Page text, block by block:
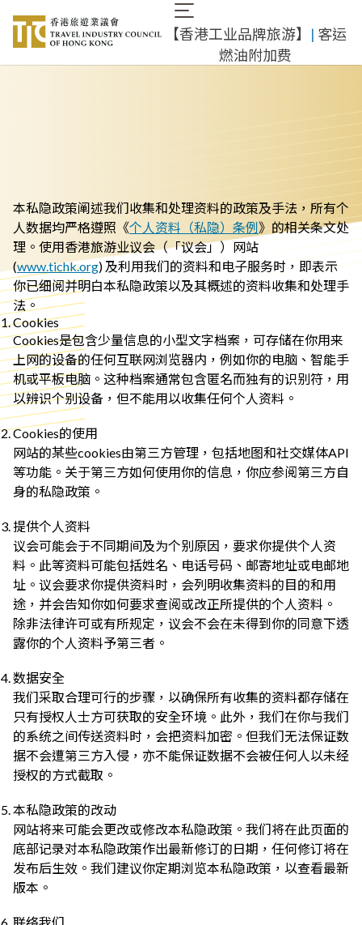
主
Main
navigation
【香港工业品牌旅游】 | 客运
燃油附加费
本私隐政策阐述我们收集和处理资料的政策及手法，所有个
人数据均严格遵照《个人资料（私隐）条例》的相关条文处
理。使用香港旅游业议会（「议会」）网站
(www.tichk.org) 及利用我们的资料和电子服务时，即表示
你已细阅并明白本私隐政策以及其概述的资料收集和处理手
法。
Cookies
Cookies是包含少量信息的小型文字档案，可存储在你用来
上网的设备的任何互联网浏览器内，例如你的电脑、智能手
机或平板电脑。这种档案通常包含匿名而独有的识别符，用
以辨识个别设备，但不能用以收集任何个人资料。
Cookies的使用
网站的某些cookies由第三方管理，包括地图和社交媒体API
等功能。关于第三方如何使用你的信息，你应参阅第三方自
身的私隐政策。
提供个人资料
议会可能会于不同期间及为个别原因，要求你提供个人资
料。此等资料可能包括姓名、电话号码、邮寄地址或电邮地
址。议会要求你提供资料时，会列明收集资料的目的和用
途，并会告知你如何要求查阅或改正所提供的个人资料。
除非法律许可或有所规定，议会不会在未得到你的同意下透
露你的个人资料予第三者。
数据安全
我们采取合理可行的步骤，以确保所有收集的资料都存储在
只有授权人士方可获取的安全环境。此外，我们在你与我们
的系统之间传送资料时，会把资料加密。但我们无法保证数
据不会遭第三方入侵，亦不能保证数据不会被任何人以未经
授权的方式截取。
本私隐政策的改动
网站将来可能会更改或修改本私隐政策。我们将在此页面的
底部记录对本私隐政策作出最新修订的日期，任何修订将在
发布后生效。我们建议你定期浏览本私隐政策，以查看最新
版本。